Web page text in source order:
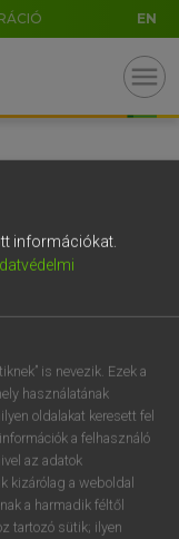
EN
menu
információkat.
is nevezik. Ezek a
használatának
oldalakat keresett fel
a felhasználó
az adatok
kizárólag a weboldal
a harmadik féltől
tartozó sütik; ilyen
AltGr